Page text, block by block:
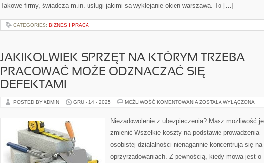
Takowe firmy, świadczą m.in. usługi jakimi są wyklejanie okien warszawa. To […]
CATEGORIES: BIZNES I PRACA
JAKIKOLWIEK SPRZĘT NA KTÓRYM TRZEBA
PRACOWAĆ MOŻE ODZNACZAĆ SIĘ
DEFEKTAMI
POSTED BY ADMIN GRU - 14 - 2025 MOŻLIWOŚĆ KOMENTOWANIA JAKIKOLWIEK
KTÓRYM
TRZEBA
MOŻE
SIĘ
ZOSTAŁA WYŁĄCZONA
Niezadowolenie z ubezpieczenia? Masz możliwość je
zmienić Wszelkie koszty na podstawie prowadzenia
osobistej działalności nienagannie koncentrują się na
oprzyrządowaniach. Z pewnością, kiedy mowa jest o